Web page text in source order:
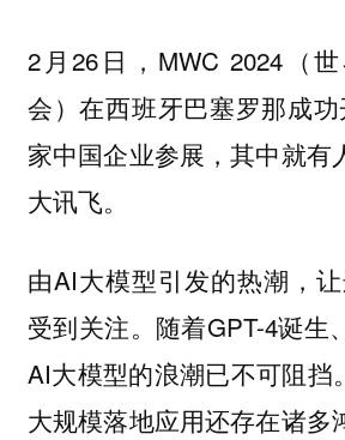
2月26日，MWC 2024（
会）在西班牙巴塞罗那成
家中国企业参展，其中就有
大讯飞。
由AI大模型引发的热潮，
受到关注。随着GPT-4诞生
AI大模型的浪潮已不可阻挡
大规模落地应用还存在诸多